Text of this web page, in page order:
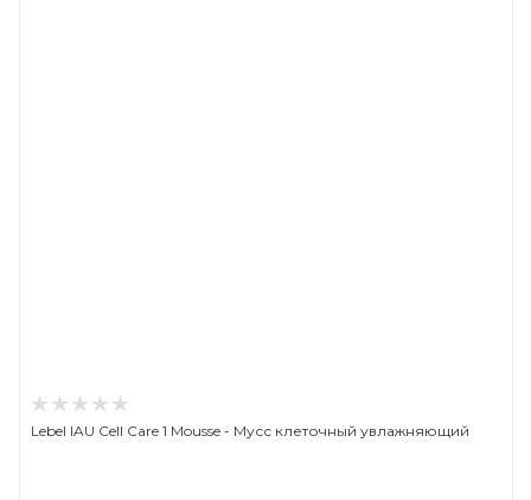
Lebel IAU Cell Care 1 Mousse - Мусс клеточный увлажняющий